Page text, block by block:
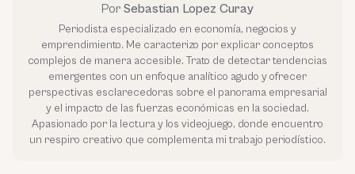
Por Sebastian Lopez Curay
Periodista especializado en economía, negocios y
emprendimiento. Me caracterizo por explicar conceptos
complejos de manera accesible. Trato de detectar tendencias
emergentes con un enfoque analítico agudo y ofrecer
perspectivas esclarecedoras sobre el panorama empresarial
y el impacto de las fuerzas económicas en la sociedad.
Apasionado por la lectura y los videojuego, donde encuentro
un respiro creativo que complementa mi trabajo periodístico.